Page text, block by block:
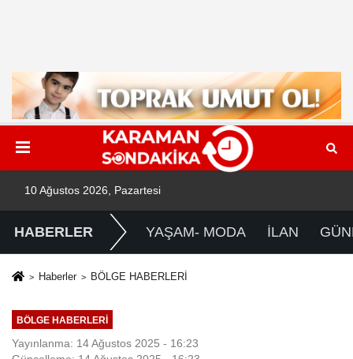
10 Ağustos 2026, Pazartesi
HABERLER YAŞAM- MODA İLAN
Haberler BÖLGE HABERLERİ
BÖLGE HABERLERİ
Yayınlanma: 14 Ağustos 2025 - 16:23